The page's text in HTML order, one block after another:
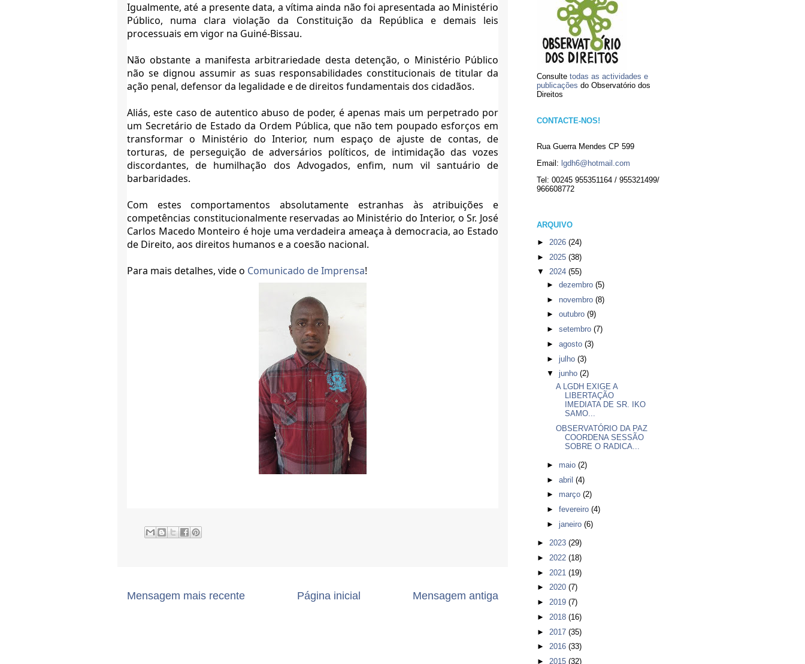
Igualmente, até a presente data, a vítima ainda não foi apresentada ao Ministério
Público, numa clara violação da Constituição da República e demais leis
processuais em vigor na Guiné-Bissau.
Não obstante a manifesta arbitrariedade desta detenção, o Ministério Público
não se dignou assumir as suas responsabilidades constitucionais de titular da
ação penal, defensor da legalidade e de direitos fundamentais dos cidadãos.
Aliás, este caso de autentico abuso de poder, é apenas mais um perpetrado por
um Secretário de Estado da Ordem Pública, que não tem poupado esforços em
transformar o Ministério do Interior, num espaço de ajuste de contas, de
torturas, de perseguição de adversários políticos, de intimidação das vozes
discordantes, de humilhação dos Advogados, enfim, num vil santuário de
barbaridades.
Com estes comportamentos absolutamente estranhas às atribuições e
competências constitucionalmente reservadas ao Ministério do Interior, o Sr. José
Carlos Macedo Monteiro é hoje uma verdadeira ameaça à democracia, ao Estado
de Direito, aos direitos humanos e a coesão nacional.
Para mais detalhes, vide o Comunicado de Imprensa!
Mensagem mais recente Mensagem antiga
Página inicial
Consulte todas as actividades e
publicações do Observatório dos
Direitos
CONTACTE-NOS!
Rua Guerra Mendes CP 599
Email: lgdh6@hotmail.com
Tel: 00245 955351164 / 955321499/
966608772
ARQUIVO
► 2026 (24)
► 2025 (38)
▼ 2024 (55)
► dezembro (5)
► novembro (8)
► outubro (9)
► setembro (7)
► agosto (3)
► julho (3)
▼ junho (2)
A LGDH EXIGE A
LIBERTAÇÃO
IMEDIATA DE SR. IKO
SAMO...
OBSERVATÓRIO DA PAZ
COORDENA SESSÃO
SOBRE O RADICA...
► maio (2)
► abril (4)
► março (2)
► fevereiro (4)
► janeiro (6)
► 2023 (29)
► 2022 (18)
► 2021 (19)
► 2020 (7)
► 2019 (7)
► 2018 (16)
► 2017 (35)
► 2016 (33)
► 2015 (32)